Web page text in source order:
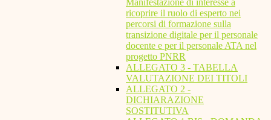
Manifestazione di interesse a
ricoprire il ruolo di esperto nei
percorsi di formazione sulla
transizione digitale per il personale
docente e per il personale ATA nel
progetto PNRR
ALLEGATO 3 - TABELLA
VALUTAZIONE DEI TITOLI
ALLEGATO 2 -
DICHIARAZIONE
SOSTITUTIVA